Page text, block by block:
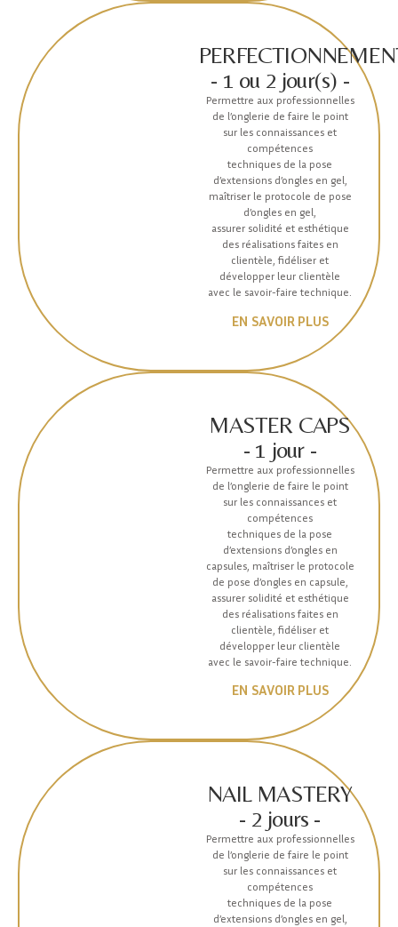
- 1 ou 2 jour(s) -
Permettre aux professionnelles
de l’onglerie de faire le point
sur les connaissances et
compétences
techniques de la pose
d’extensions d’ongles en gel,
maîtriser le protocole de pose
d’ongles en gel,
assurer solidité et esthétique
des réalisations faites en
clientèle, fidéliser et
développer leur clientèle
avec le savoir-faire technique.
EN SAVOIR PLUS
MASTER CAPS
- 1 jour -
Permettre aux professionnelles
de l’onglerie de faire le point
sur les connaissances et
compétences
techniques de la pose
d’extensions d’ongles en
capsules, maîtriser le protocole
de pose d’ongles en capsule,
assurer solidité et esthétique
des réalisations faites en
clientèle, fidéliser et
développer leur clientèle
avec le savoir-faire technique.
EN SAVOIR PLUS
NAIL MASTERY
- 2 jours -
Permettre aux professionnelles
de l’onglerie de faire le point
sur les connaissances et
compétences
techniques de la pose
d’extensions d’ongles en gel,